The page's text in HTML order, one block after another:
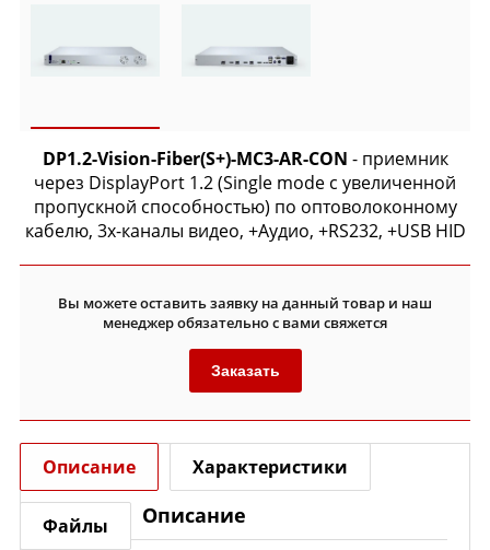
DP1.2-Vision-Fiber(S+)-MC3-AR-CON - приемник
через DisplayPort 1.2 (Single mode с увеличенной
пропускной способностью) по оптоволоконному
кабелю, 3х-каналы видео, +Аудио, +RS232, +USB HID
Вы можете оставить заявку на данный товар и наш
менеджер обязательно с вами свяжется
Заказать
Описание Характеристики
Файлы Описание